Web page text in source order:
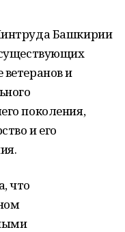
Башкирии
и
поколения,
и его
что